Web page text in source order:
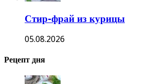
Стир-фрай из курицы
05.08.2026
Рецепт дня